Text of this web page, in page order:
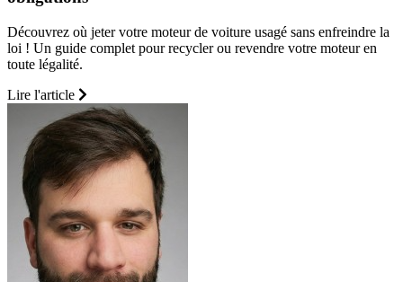
Découvrez où jeter votre moteur de voiture usagé sans enfreindre la
loi ! Un guide complet pour recycler ou revendre votre moteur en
toute légalité.
Lire l'article